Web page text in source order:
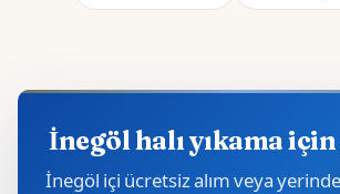
İnegöl halı yıkama
İnegöl içi ücretsiz alım veya